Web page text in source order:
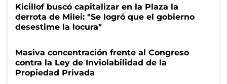
Kicillof buscó capitalizar en la Plaza la
derrota de Milei: "Se logró que el gobierno
desestime la locura"
Masiva concentración frente al Congreso
contra la Ley de Inviolabilidad de la
Propiedad Privada